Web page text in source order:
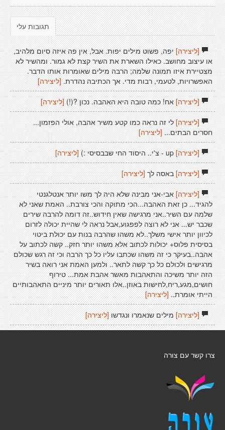
תגובות עלי
[ליצירה]יפה, פשוט מילים יפות. אבל, אין פה איזה סיום מלהיב,
או עיצוב מחושב. כאילו השארת את השיר קצת לא גמור. ומהשיר לא
מצטיירת איזו תמונה שלמה; הרבה מילים שאומרות אותו הדבר.
האפשרויות, לטעמי, רבות מדי. אך הכתיבה נהדרת. [ליצירה]
[ליצירה]אח! כמה טובה היא האהבה. נכון ?(!) [ליצירה]
[ליצירה]לי זה נראה כמו קטע משיר אהבה, אולי הפזמון...
חסרים הבתים... [ליצירה]
[ליצירה]up - צ'י.. היסוד החי שבבסיסי :) [ליצירה]
[ליצירה]באסה לך [ליצירה]
[ליצירה]אבי-אני מבינה שלא היה לך משו יותר אנטלגנטי
להגיד... כן זאת האהבה...הכי מתוקה והכי צורבת.. האמת שאני לא
שלמה עם השיר..אני מרגישה שאין חידוש..זה דומה להרבה שירים
שכבר יש... אני לא רוצה לפפגוע,אבל נראה לי שהיית יכולה לזרום
לכיוון יותר אישי משלך..לא משהו שהרבה בנות עם יכולת ביטוי
בסיסית פלוס+ יכולות לכתוב אלא משהו יותר חזק.. קשה לכתוב על
אהבה..בעיקר כי זה משהו שכתבו עליו כל כך הרבה וכי זה רגש שכולם
מרגישים ולכולם כל כך קשה לתאר.. ולמען האמת אני רואה בשיר
הזה יותר משיכה והתאהבות מאשר אהבת אמת... טירוף
חושים,מגע,ריח,לחישות באוזן..אלו תאורים יותר מיניים התאהבותיים
הייתי אומרת.. [ליצירה]
[ליצירה]מילים שנאמרו ונגדשו [ליצירה]
צרו קשר עם צורה